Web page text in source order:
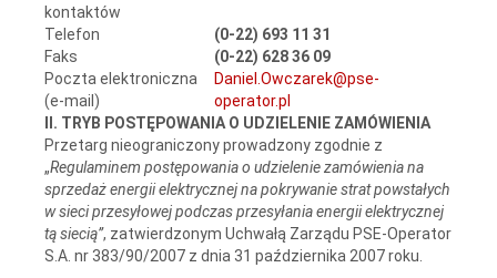
kontaktów
Telefon
(0-22) 693 11 31
Faks
(0-22) 628 36 09
Poczta elektroniczna
(e-mail)
Daniel.Owczarek@pse-
operator.pl
II. TRYB POSTĘPOWANIA O UDZIELENIE ZAMÓWIENIA
Przetarg nieograniczonyprowadzony zgodnie z
„Regulaminem postępowania o udzielenie zamówienia na
sprzedaż energii elektrycznej na pokrywanie strat powstałych
w sieci przesyłowej podczas przesyłania energii elektrycznej
tą siecią”, zatwierdzonym Uchwałą Zarządu PSE-Operator
S.A. nr 383/90/2007 z dnia 31 października 2007 roku.